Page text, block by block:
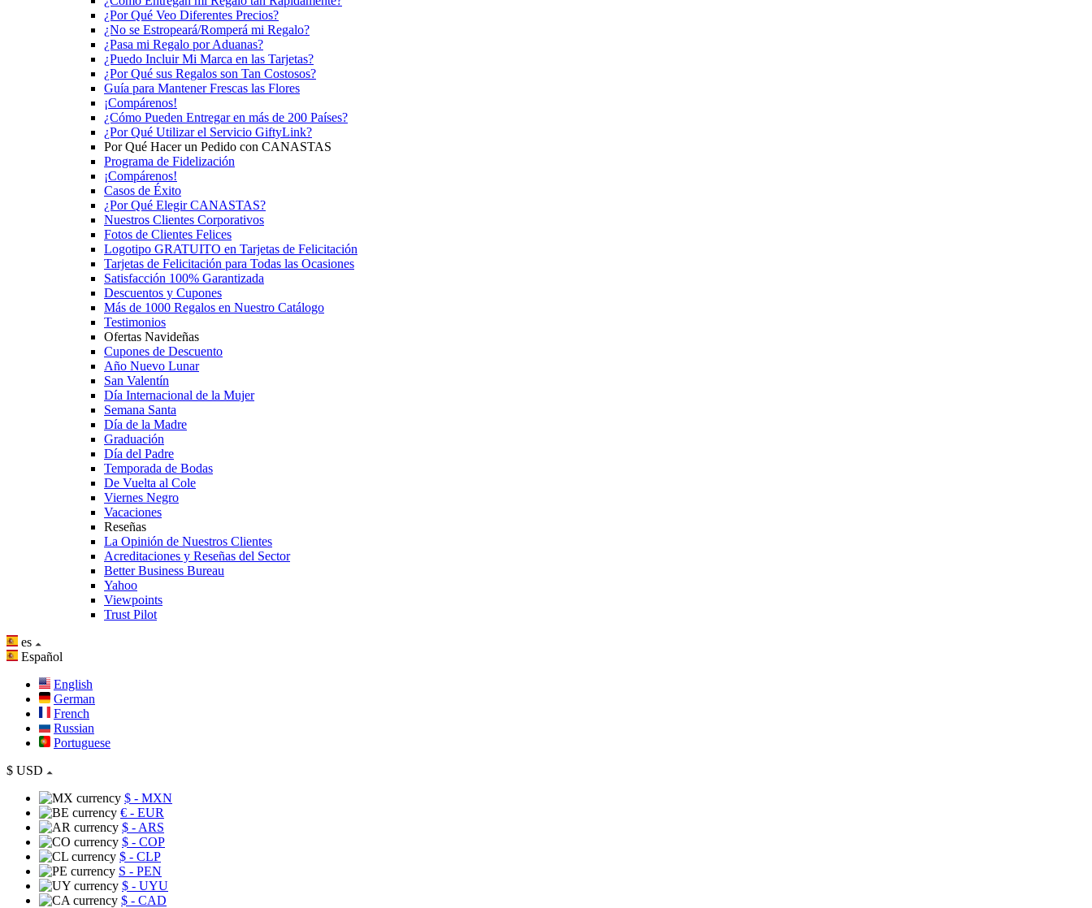
¿Por Qué Veo Diferentes Precios?
¿No se Estropeará/Romperá mi Regalo?
¿Pasa mi Regalo por Aduanas?
¿Puedo Incluir Mi Marca en las Tarjetas?
¿Por Qué sus Regalos son Tan Costosos?
Guía para Mantener Frescas las Flores
¡Compárenos!
¿Cómo Pueden Entregar en más de 200 Países?
¿Por Qué Utilizar el Servicio GiftyLink?
Por Qué Hacer un Pedido con CANASTAS
Programa de Fidelización
¡Compárenos!
Casos de Éxito
¿Por Qué Elegir CANASTAS?
Nuestros Clientes Corporativos
Fotos de Clientes Felices
Logotipo GRATUITO en Tarjetas de Felicitación
Tarjetas de Felicitación para Todas las Ocasiones
Satisfacción 100% Garantizada
Descuentos y Cupones
Más de 1000 Regalos en Nuestro Catálogo
Testimonios
Ofertas Navideñas
Cupones de Descuento
Año Nuevo Lunar
San Valentín
Día Internacional de la Mujer
Semana Santa
Día de la Madre
Graduación
Día del Padre
Temporada de Bodas
De Vuelta al Cole
Viernes Negro
Vacaciones
Reseñas
La Opinión de Nuestros Clientes
Acreditaciones y Reseñas del Sector
Better Business Bureau
Yahoo
Viewpoints
Trust Pilot
es
Español
English
German
French
Russian
Portuguese
$ USD
$ - MXN
€ - EUR
$ - ARS
$ - COP
$ - CLP
S - PEN
$ - UYU
$ - CAD